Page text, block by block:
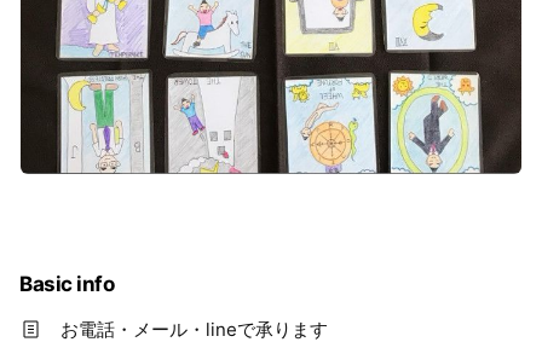
Basic info
お電話・メール・lineで承ります